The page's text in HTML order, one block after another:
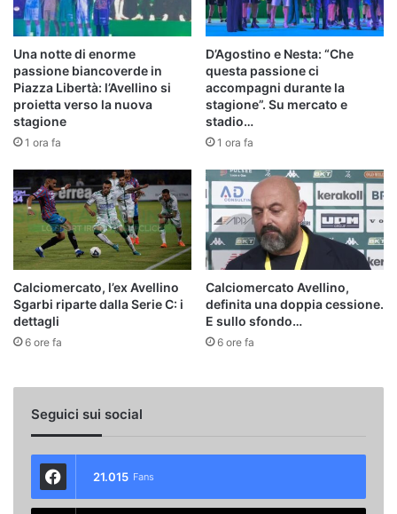
Una notte di enorme
passione biancoverde in
Piazza Libertà: l’Avellino si
proietta verso la nuova
stagione
1 ora fa
D’Agostino e Nesta: “Che
questa passione ci
accompagni durante la
stagione”. Su mercato e
stadio…
1 ora fa
Calciomercato, l’ex Avellino
Sgarbi riparte dalla Serie C: i
dettagli
6 ore fa
Calciomercato Avellino,
definita una doppia cessione.
E sullo sfondo…
6 ore fa
Seguici sui social
21.015 Fans